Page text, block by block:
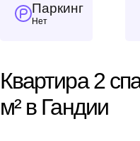
Паркинг
Нет
Квартира 2
м² в Гандии